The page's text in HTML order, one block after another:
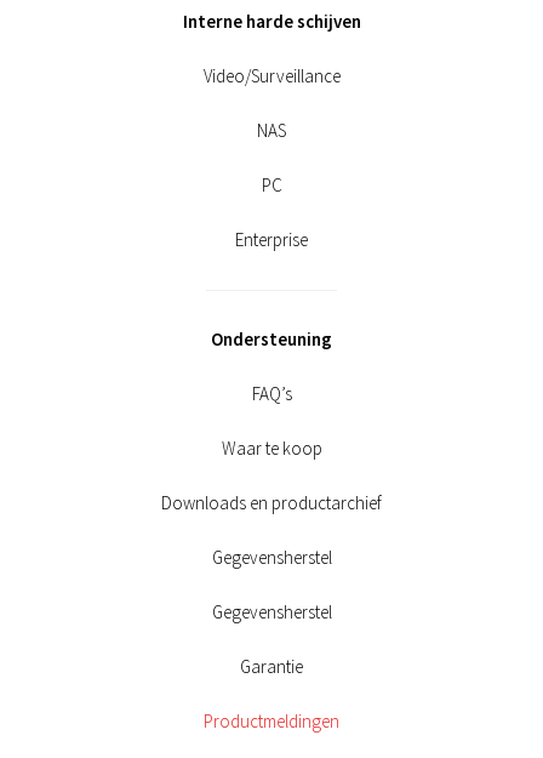
Interne harde schijven
Video/Surveillance
NAS
PC
Enterprise
Ondersteuning
FAQ’s
Waar te koop
Downloads en productarchief
Gegevensherstel
Gegevensherstel
Garantie
Productmeldingen